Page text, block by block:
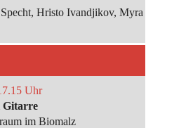
Hristo Ivandjikov, Myra
Uhr
Gitarre
im Biomalz